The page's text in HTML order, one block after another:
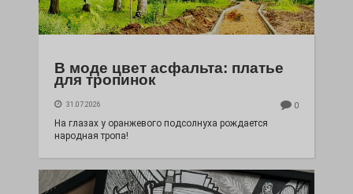
В моде цвет асфальта: платье
для тропинок
31.07.2026 0
На глазах у оранжевого подсолнуха рождается
народная тропа!